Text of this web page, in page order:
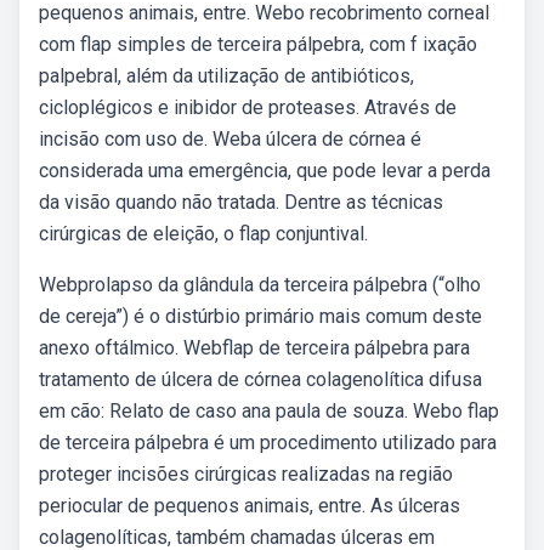
pequenos animais, entre. Webo recobrimento corneal
com flap simples de terceira pálpebra, com f ixação
palpebral, além da utilização de antibióticos,
cicloplégicos e inibidor de proteases. Através de
incisão com uso de. Weba úlcera de córnea é
considerada uma emergência, que pode levar a perda
da visão quando não tratada. Dentre as técnicas
cirúrgicas de eleição, o flap conjuntival.
Webprolapso da glândula da terceira pálpebra (“olho
de cereja”) é o distúrbio primário mais comum deste
anexo oftálmico. Webflap de terceira pálpebra para
tratamento de úlcera de córnea colagenolítica difusa
em cão: Relato de caso ana paula de souza. Webo flap
de terceira pálpebra é um procedimento utilizado para
proteger incisões cirúrgicas realizadas na região
periocular de pequenos animais, entre. As úlceras
colagenolíticas, também chamadas úlceras em